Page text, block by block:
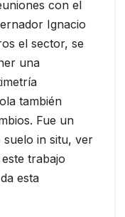
con el
Ignacio
el sector, se
una
también
Fue un
suelo in situ, ver
trabajo
esta